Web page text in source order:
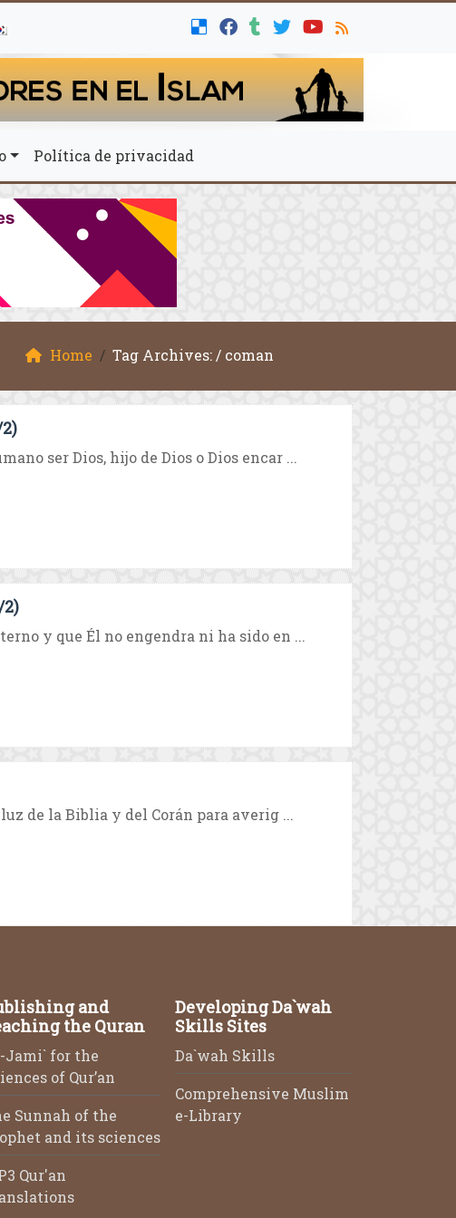
Política de privacidad
Home Tag Archives: / coman
ser Dios, hijo de Dios o Dios encar ...
y que Él no engendra ni ha sido en ...
de la Biblia y del Corán para averig ...
and
the Quran
Jami` for the
of Qur’an
Sunnah of the
and its sciences
Qur'an
Developing Da`wah
Skills Sites
Da`wah Skills
Comprehensive Muslim
e-Library